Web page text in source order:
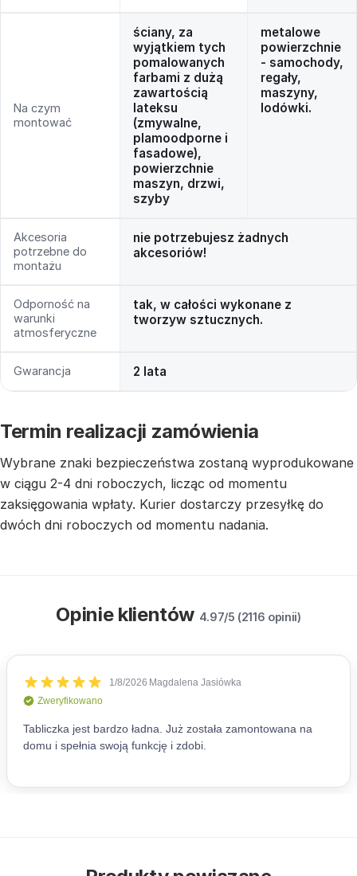
Na czym
montować
ściany, za
wyjątkiem tych
pomalowanych
farbami z dużą
zawartością
lateksu
(zmywalne,
plamoodporne i
fasadowe),
powierzchnie
maszyn, drzwi,
szyby
metalowe
powierzchnie
- samochody,
regały,
maszyny,
lodówki.
Akcesoria
potrzebne do
montażu
nie potrzebujesz żadnych
akcesoriów!
Odporność na
warunki
atmosferyczne
tak, w całości wykonane z
tworzyw sztucznych.
Gwarancja 2 lata
Termin realizacji zamówienia
Wybrane znaki bezpieczeństwa zostaną wyprodukowane
w ciągu 2-4 dni roboczych, licząc od momentu
zaksięgowania wpłaty. Kurier dostarczy przesyłkę do
dwóch dni roboczych od momentu nadania.
Opinie klientów 4.97/5 (2116 opinii)